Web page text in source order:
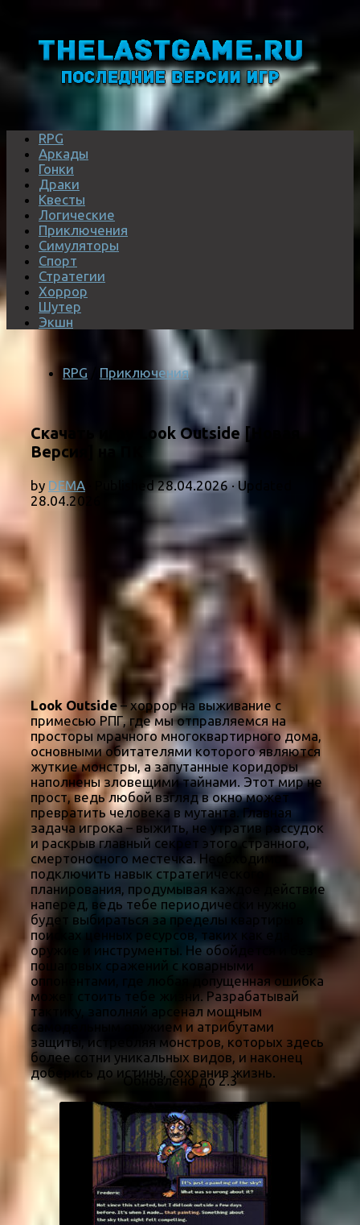
RPG
Аркады
Гонки
Драки
Квесты
Логические
Приключения
Симуляторы
Спорт
Стратегии
Хоррор
Шутер
Экшн
RPG Приключения
Скачать игру Look Outside [Новая
Версия] на ПК
by DEMA · Published28.04.2026· Updated
28.04.2026
Look Outside– хоррор на выживание с
примесью РПГ, где мы отправляемся на
просторы мрачного многоквартирного дома,
основными обитателями которого являются
жуткие монстры, а запутанные коридоры
наполнены зловещими тайнами. Этот мир не
прост, ведь любой взгляд в окно может
превратить человека в мутанта. Главная
задача игрока – выжить, не утратив рассудок
и раскрыв главный секрет этого странного,
смертоносного местечка. Необходимо
подключить навык стратегического
планирования, продумывая каждое действие
наперед, ведь тебе периодически нужно
будет выбираться за пределы квартиры в
поисках ценных ресурсов, таких как еда,
оружие и инструменты. Не обойдется и без
пошаговых сражений с коварными
оппонентами, где любая допущенная ошибка
может стоить тебе жизни. Разрабатывай
тактику, заполняй арсенал мощным
самодельным оружием и атрибутами
защиты, истребляя монстров, которых здесь
более сотни уникальных видов, и наконец
доберись до истины, сохранив жизнь.
Обновлено до 2.3